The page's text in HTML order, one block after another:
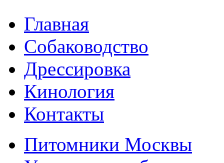
Главная
Собаководство
Дрессировка
Кинология
Контакты
Питомники Москвы